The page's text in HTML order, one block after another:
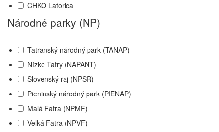
CHKO Latorica
Národné parky (NP)
Tatranský národný park (TANAP)
Nízke Tatry (NAPANT)
Slovenský raj (NPSR)
Pieninský národný park (PIENAP)
Malá Fatra (NPMF)
Veľká Fatra (NPVF)